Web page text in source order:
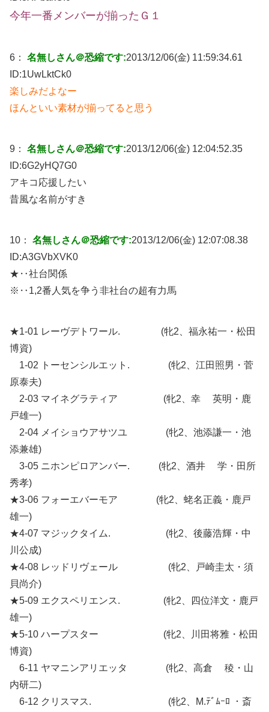
今年一番メンバーが揃ったＧ１
6： 名無しさん＠恐縮です:2013/12/06(金) 11:59:34.61
ID:1UwLktCk0
楽しみだよなー
ほんといい素材が揃ってると思う
9： 名無しさん＠恐縮です:2013/12/06(金) 12:04:52.35
ID:6G2yHQ7G0
アキコ応援したい
昔風な名前がすき
10： 名無しさん＠恐縮です:2013/12/06(金) 12:07:08.38
ID:A3GVbXVK0
★‥社台関係
※‥1,2番人気を争う非社台の超有力馬
★1-01 レーヴデトワール. (牝2、福永祐一・松田
博資)
1-02 トーセンシルエット. (牝2、江田照男・菅
原泰夫)
2-03 マイネグラティア (牝2、幸 英明・鹿
戸雄一)
2-04 メイショウアサツユ (牝2、池添謙一・池
添兼雄)
3-05 ニホンピロアンバー. (牝2、酒井 学・田所
秀孝)
★3-06 フォーエバーモア (牝2、蛯名正義・鹿戸
雄一)
★4-07 マジックタイム. (牝2、後藤浩輝・中
川公成)
★4-08 レッドリヴェール (牝2、戸崎圭太・須
貝尚介)
★5-09 エクスペリエンス. (牝2、四位洋文・鹿戸
雄一)
★5-10 ハープスター (牝2、川田将雅・松田
博資)
6-11 ヤマニンアリエッタ (牝2、高倉 稜・山
内研二)
6-12 クリスマス. (牝2、M.ﾃﾞﾑｰﾛ ・斎